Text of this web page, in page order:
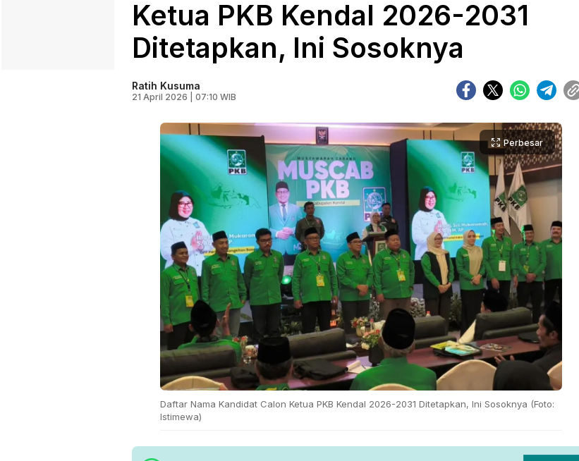
Ketua PKB Kendal 2026-2031
Ditetapkan, Ini Sosoknya
Ratih Kusuma
21 April 2026 | 07:10 WIB
Perbesar
Daftar Nama Kandidat Calon Ketua PKB Kendal 2026-2031 Ditetapkan, Ini Sosoknya (Foto:
Istimewa)